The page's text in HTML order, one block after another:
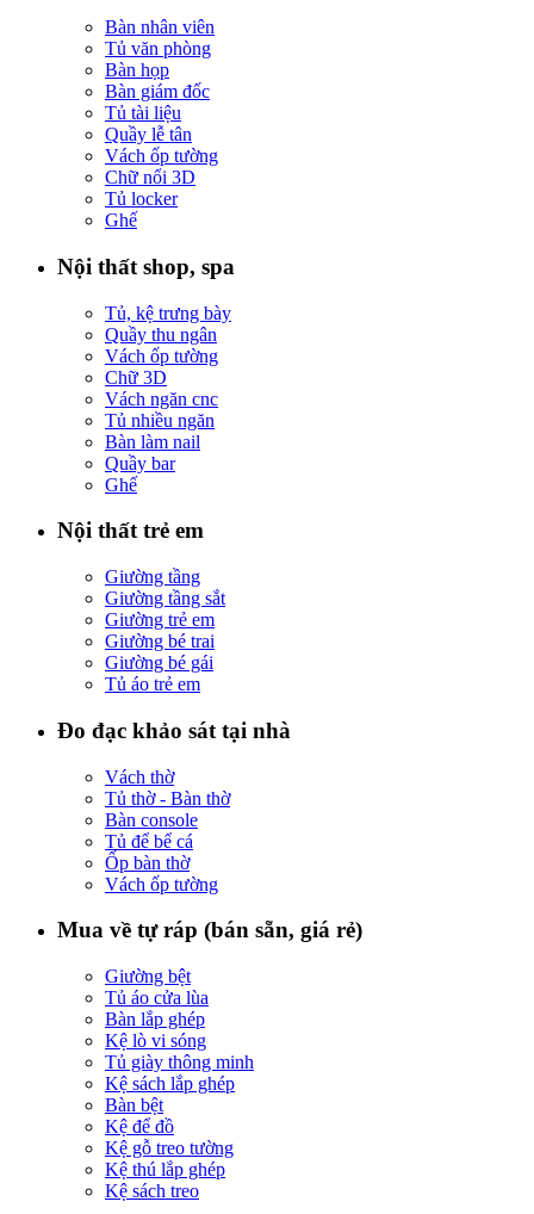
Bàn nhân viên
Tủ văn phòng
Bàn họp
Bàn giám đốc
Tủ tài liệu
Quầy lễ tân
Vách ốp tường
Chữ nổi 3D
Tủ locker
Ghế
Nội thất shop, spa
Tủ, kệ trưng bày
Quầy thu ngân
Vách ốp tường
Chữ 3D
Vách ngăn cnc
Tủ nhiều ngăn
Bàn làm nail
Quầy bar
Ghế
Nội thất trẻ em
Giường tầng
Giường tầng sắt
Giường trẻ em
Giường bé trai
Giường bé gái
Tủ áo trẻ em
Đo đạc khảo sát tại nhà
Vách thờ
Tủ thờ - Bàn thờ
Bàn console
Tủ để bể cá
Ốp bàn thờ
Vách ốp tường
Mua về tự ráp (bán sẵn, giá rẻ)
Giường bệt
Tủ áo cửa lùa
Bàn lắp ghép
Kệ lò vi sóng
Tủ giày thông minh
Kệ sách lắp ghép
Bàn bệt
Kệ để đồ
Kệ gỗ treo tường
Kệ thú lắp ghép
Kệ sách treo